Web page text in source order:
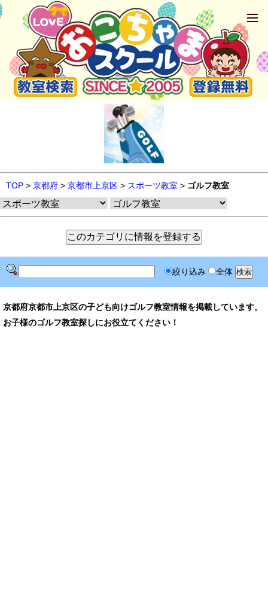
TOP > 京都府 > 京都市上京区 > スポーツ教室 > ゴルフ教室
絞り込み 全体
京都府京都市上京区の子ども向けゴルフ教室情報を掲載しています。
お子様のゴルフ教室探しにお役立てください！